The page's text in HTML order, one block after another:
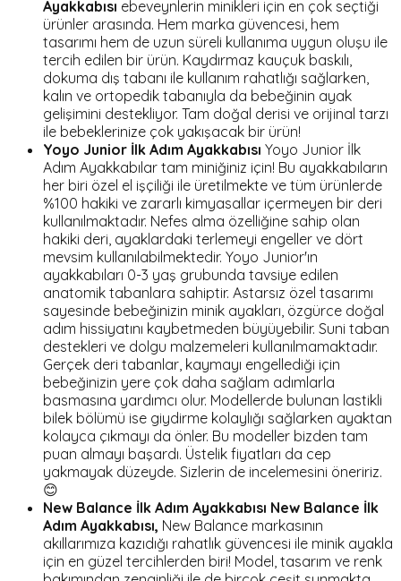
Ayakkabısı ebeveynlerin minikleri için en çok seçtiği
ürünler arasında. Hem marka güvencesi, hem
tasarımı hem de uzun süreli kullanıma uygun oluşu ile
tercih edilen bir ürün. Kaydırmaz kauçuk baskılı,
dokuma dış tabanı ile kullanım rahatlığı sağlarken,
kalın ve ortopedik tabanıyla da bebeğinin ayak
gelişimini destekliyor. Tam doğal derisi ve orijinal tarzı
ile bebeklerinize çok yakışacak bir ürün!
Yoyo Junior İlk Adım Ayakkabısı Yoyo Junior İlk
Adım Ayakkabılar tam miniğiniz için! Bu ayakkabıların
her biri özel el işçiliği ile üretilmekte ve tüm ürünlerde
%100 hakiki ve zararlı kimyasallar içermeyen bir deri
kullanılmaktadır. Nefes alma özelliğine sahip olan
hakiki deri, ayaklardaki terlemeyi engeller ve dört
mevsim kullanılabilmektedir. Yoyo Junior'ın
ayakkabıları 0-3 yaş grubunda tavsiye edilen
anatomik tabanlara sahiptir. Astarsız özel tasarımı
sayesinde bebeğinizin minik ayakları, özgürce doğal
adım hissiyatını kaybetmeden büyüyebilir. Suni taban
destekleri ve dolgu malzemeleri kullanılmamaktadır.
Gerçek deri tabanlar, kaymayı engellediği için
bebeğinizin yere çok daha sağlam adımlarla
basmasına yardımcı olur. Modellerde bulunan lastikli
bilek bölümü ise giydirme kolaylığı sağlarken ayaktan
kolayca çıkmayı da önler. Bu modeller bizden tam
puan almayı başardı. Üstelik fiyatları da cep
yakmayak düzeyde. Sizlerin de incelemesini öneririz.
😊
New Balance İlk Adım Ayakkabısı New Balance İlk
Adım Ayakkabısı, New Balance markasının
akıllarımıza kazıdığı rahatlık güvencesi ile minik ayakla
için en güzel tercihlerden biri! Model, tasarım ve renk